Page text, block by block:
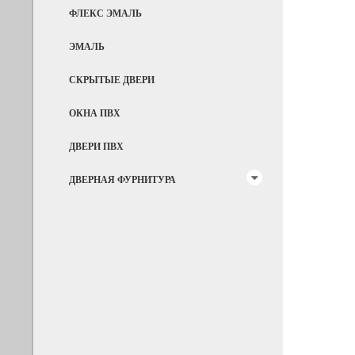
ФЛЕКС ЭМАЛЬ
ЭМАЛЬ
СКРЫТЫЕ ДВЕРИ
ОКНА ПВХ
ДВЕРИ ПВХ
ДВЕРНАЯ ФУРНИТУРА